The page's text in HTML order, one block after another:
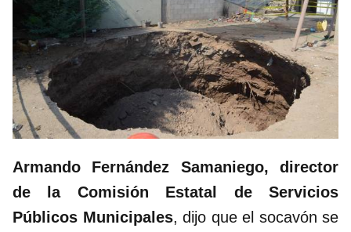
Armando Fernández Samaniego, director
de la Comisión Estatal de Servicios
Públicos Municipales, dijo que el socavón se